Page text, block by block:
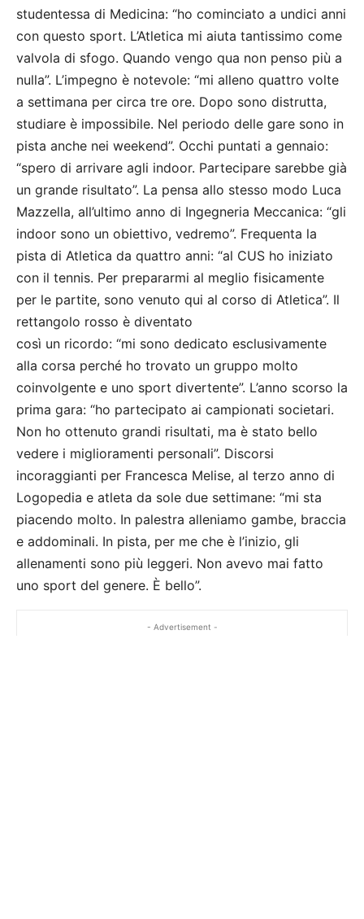
studentessa di Medicina: “ho cominciato a undici anni
con questo sport. L’Atletica mi aiuta tantissimo come
valvola di sfogo. Quando vengo qua non penso più a
nulla”. L’impegno è notevole: “mi alleno quattro volte
a settimana per circa tre ore. Dopo sono distrutta,
studiare è impossibile. Nel periodo delle gare sono in
pista anche nei weekend”. Occhi puntati a gennaio:
“spero di arrivare agli indoor. Partecipare sarebbe già
un grande risultato”. La pensa allo stesso modo Luca
Mazzella, all’ultimo anno di Ingegneria Meccanica: “gli
indoor sono un obiettivo, vedremo”. Frequenta la
pista di Atletica da quattro anni: “al CUS ho iniziato
con il tennis. Per prepararmi al meglio fisicamente
per le partite, sono venuto qui al corso di Atletica”. Il
rettangolo rosso è diventato
così un ricordo: “mi sono dedicato esclusivamente
alla corsa perché ho trovato un gruppo molto
coinvolgente e uno sport divertente”. L’anno scorso la
prima gara: “ho partecipato ai campionati societari.
Non ho ottenuto grandi risultati, ma è stato bello
vedere i miglioramenti personali”. Discorsi
incoraggianti per Francesca Melise, al terzo anno di
Logopedia e atleta da sole due settimane: “mi sta
piacendo molto. In palestra alleniamo gambe, braccia
e addominali. In pista, per me che è l’inizio, gli
allenamenti sono più leggeri. Non avevo mai fatto
uno sport del genere. È bello”.
- Advertisement -